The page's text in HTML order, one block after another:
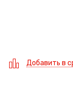
Добавить в